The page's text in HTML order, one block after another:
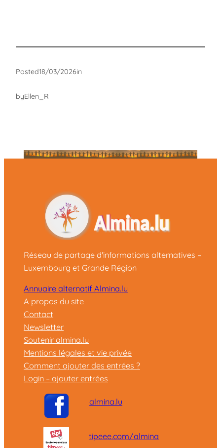
Posted18/03/2026in
byEllen_R
Réseau de partage d'informations alternatives –
Luxembourg et Grande Région
Annuaire alternatif Almina.lu
A propos du site
Contact
Newsletter
Soutenir almina.lu
Mentions légales et vie privée
Comment ajouter des entrées ?
Login – ajouter entrées
almina.lu
tipeee.com/almina